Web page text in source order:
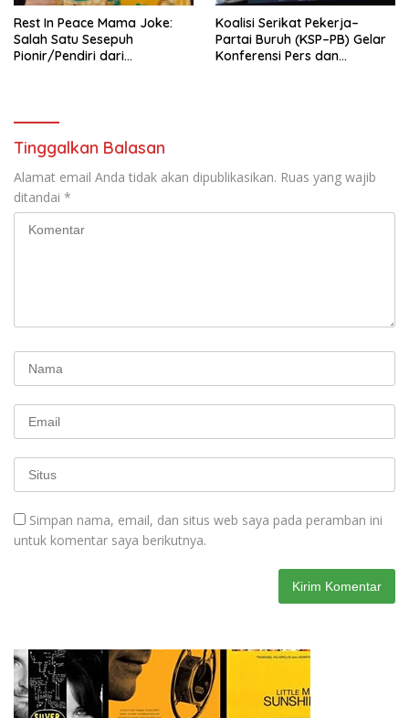
Rest In Peace Mama Joke:
Salah Satu Sesepuh
Pionir/Pendiri dari
Kasih Allah.
Koalisi Serikat Pekerja–
Partai Buruh (KSP–PB) Gelar
Konferensi Pers dan
Tinggalkan Balasan
Alamat email Anda tidak akan dipublikasikan. Ruas yang wajib
ditandai *
Simpan nama, email, dan situs web saya pada peramban ini
untuk komentar saya berikutnya.